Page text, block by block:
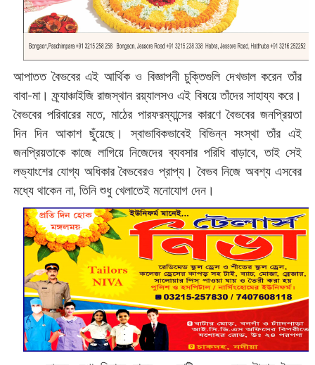
আপাতত বৈভবের এই আর্থিক ও বিজ্ঞাপনী চুক্তিগুলি দেখভাল করেন তাঁর
বাবা-মা। ফ্র্যাঞ্চাইজি রাজস্থান রয়্যালসও এই বিষয়ে তাঁদের সাহায্য করে।
বৈভবের পরিবারের মতে, মাঠের পারফরম্যান্সের কারণে বৈভবের জনপ্রিয়তা
দিন দিন আকাশ ছুঁয়েছে। স্বাভাবিকভাবেই বিভিন্ন সংস্থা তাঁর এই
জনপ্রিয়তাকে কাজে লাগিয়ে নিজেদের ব্যবসার পরিধি বাড়াবে, তাই সেই
লভ্যাংশের যোগ্য অধিকার বৈভবেরও প্রাপ্য। বৈভব নিজে অবশ্য এসবের
মধ্যে থাকেন না, তিনি শুধু খেলাতেই মনোযোগ দেন।